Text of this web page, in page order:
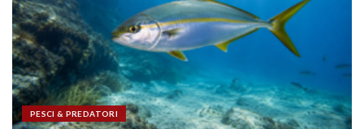
PESCI & PREDATORI